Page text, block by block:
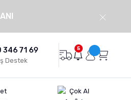
346 71 69
Destek
5